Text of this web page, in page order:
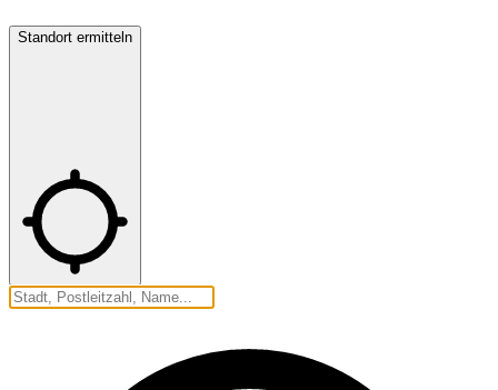
Standort ermitteln